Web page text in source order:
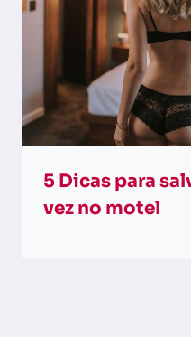
5 Dicas para
vez no motel